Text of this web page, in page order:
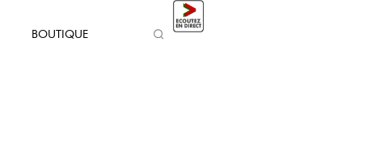
BOUTIQUE